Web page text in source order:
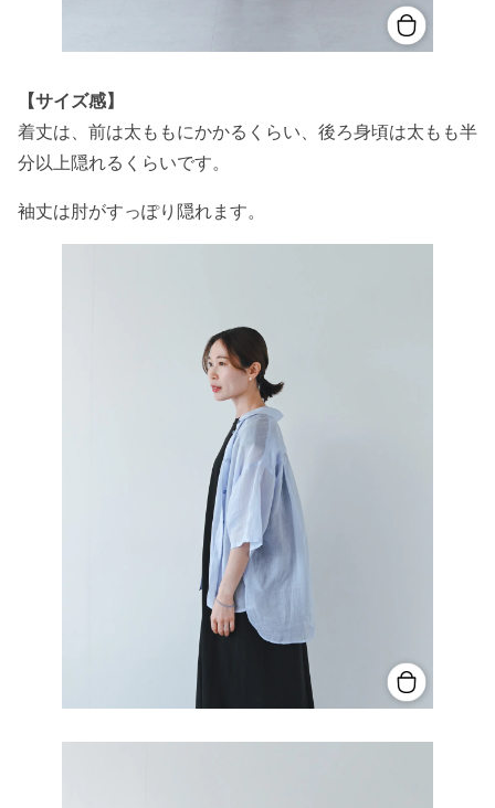
【サイズ感】
着丈は、前は太ももにかかるくらい、後ろ身頃は太もも半
分以上隠れるくらいです。
袖丈は肘がすっぽり隠れます。